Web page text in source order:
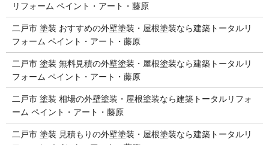
リフォーム ペイント・アート・藤原
二戸市 塗装 おすすめの外壁塗装・屋根塗装なら建築トータルリ
フォーム ペイント・アート・藤原
二戸市 塗装 無料見積の外壁塗装・屋根塗装なら建築トータルリ
フォーム ペイント・アート・藤原
二戸市 塗装 相場の外壁塗装・屋根塗装なら建築トータルリフォ
ーム ペイント・アート・藤原
二戸市 塗装 見積もりの外壁塗装・屋根塗装なら建築トータルリ